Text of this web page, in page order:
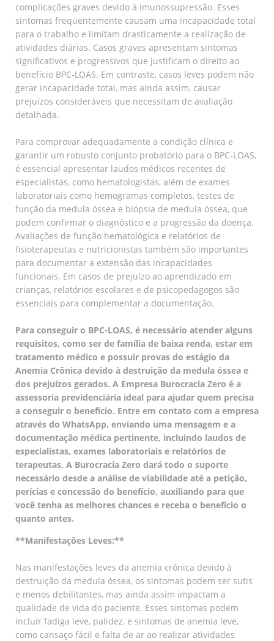
complicações graves devido à imunossupressão. Esses
sintomas frequentemente causam uma incapacidade total
para o trabalho e limitam drasticamente a realização de
atividades diárias. Casos graves apresentam sintomas
significativos e progressivos que justificam o direito ao
benefício BPC-LOAS. Em contraste, casos leves podem não
gerar incapacidade total, mas ainda assim, causar
prejuízos consideráveis que necessitam de avaliação
detalhada.
Para comprovar adequadamente a condição clínica e
garantir um robusto conjunto probatório para o BPC-LOAS,
é essencial apresentar laudos médicos recentes de
especialistas, como hematologistas, além de exames
laboratoriais como hemogramas completos, testes de
função da medula óssea e biópsia de medula óssea, que
podem confirmar o diagnóstico e a progressão da doença.
Avaliações de função hematológica e relatórios de
fisioterapeutas e nutricionistas também são importantes
para documentar a extensão das incapacidades
funcionais. Em casos de prejuízo ao aprendizado em
crianças, relatórios escolares e de psicopedagogos são
essenciais para complementar a documentação.
Para conseguir o BPC-LOAS, é necessário atender alguns
requisitos, como ser de família de baixa renda, estar em
tratamento médico e possuir provas do estágio da
Anemia Crônica devido à destruição da medula óssea e
dos prejuízos gerados. A Empresa Burocracia Zero é a
assessoria previdenciária ideal para ajudar quem precisa
a conseguir o benefício. Entre em contato com a empresa
através do WhatsApp, enviando uma mensagem e a
documentação médica pertinente, incluindo laudos de
especialistas, exames laboratoriais e relatórios de
terapeutas. A Burocracia Zero dará todo o suporte
necessário desde a análise de viabilidade até a petição,
perícias e concessão do benefício, auxiliando para que
você tenha as melhores chances e receba o benefício o
quanto antes.
**Manifestações Leves:**
Nas manifestações leves da anemia crônica devido à
destruição da medula óssea, os sintomas podem ser sutis
e menos debilitantes, mas ainda assim impactam a
qualidade de vida do paciente. Esses sintomas podem
incluir fadiga leve, palidez, e sintomas de anemia leve,
como cansaço fácil e falta de ar ao realizar atividades